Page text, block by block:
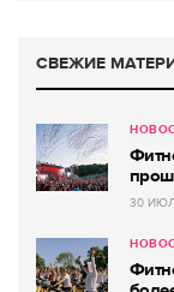
СВЕЖИЕ
30